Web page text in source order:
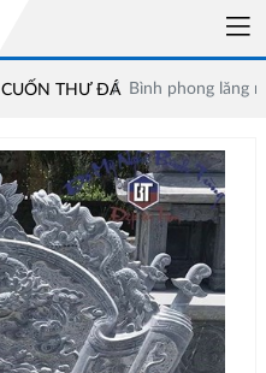
CUỐN THƯ ĐÁ Bình phong lăng